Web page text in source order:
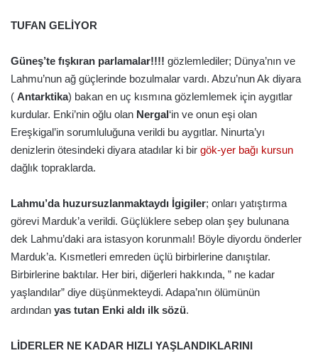
TUFAN GELİYOR
Güneş’te fışkıran parlamalar!!!! gözlemlediler; Dünya’nın ve
Lahmu’nun ağ güçlerinde bozulmalar vardı. Abzu’nun Ak diyara
( Antarktika) bakan en uç kısmına gözlemlemek için aygıtlar
kurdular. Enki’nin oğlu olan Nergal‘in ve onun eşi olan
Ereşkigal’in sorumluluğuna verildi bu aygıtlar. Ninurta’yı
denizlerin ötesindeki diyara atadılar ki bir gök-yer bağı kursun
dağlık topraklarda.
Lahmu’da huzursuzlanmaktaydı İgigiler; onları yatıştırma
görevi Marduk’a verildi. Güçlüklere sebep olan şey bulunana
dek Lahmu’daki ara istasyon korunmalı! Böyle diyordu önderler
Marduk’a. Kısmetleri emreden üçlü birbirlerine danıştılar.
Birbirlerine baktılar. Her biri, diğerleri hakkında, ” ne kadar
yaşlandılar” diye düşünmekteydi. Adapa’nın ölümünün
ardından yas tutan Enki aldı ilk sözü.
LİDERLER NE KADAR HIZLI YAŞLANDIKLARINI